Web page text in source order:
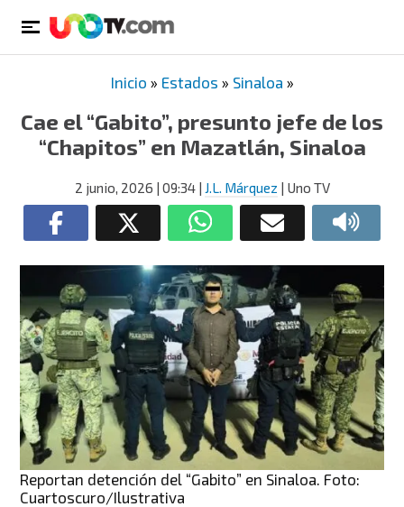
Inicio » Estados » Sinaloa »
Cae el “Gabito”, presunto jefe de los
“Chapitos” en Mazatlán, Sinaloa
2 junio, 2026 | 09:34| J.L. Márquez | Uno TV
Reportan detención del “Gabito” en Sinaloa. Foto:
Cuartoscuro/Ilustrativa